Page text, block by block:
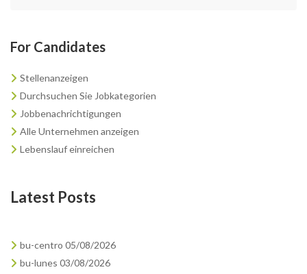
For Candidates
Stellenanzeigen
Durchsuchen Sie Jobkategorien
Jobbenachrichtigungen
Alle Unternehmen anzeigen
Lebenslauf einreichen
Latest Posts
bu-centro 05/08/2026
bu-lunes 03/08/2026